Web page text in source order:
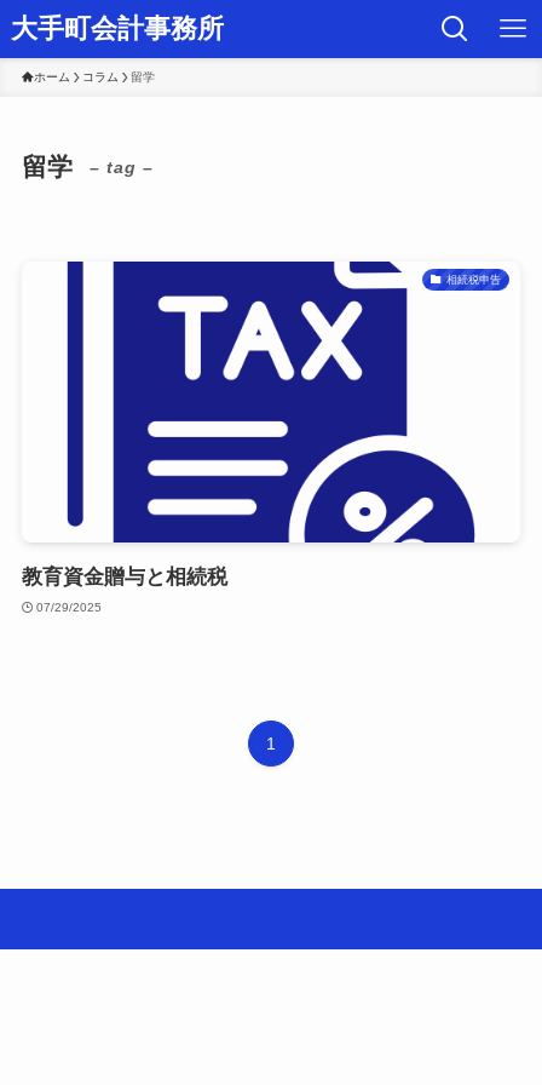
大手町会計事務所
ホーム コラム 留学
留学 – tag –
相続税申告
教育資金贈与と相続税
07/29/2025
1